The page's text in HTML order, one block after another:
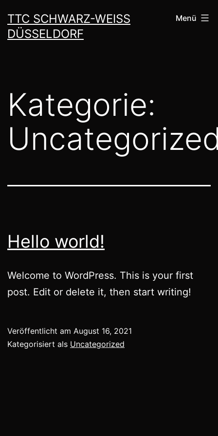
Inhalt
springen
TTC SCHWARZ-WEISS D
ÜSSELDORF
Menü
Kategorie:
Hello world!
Welcome to WordPress. This is your first
post. Edit or delete it, then start writing!
Veröffentlicht am August 16, 2021
Kategorisiert als Uncategorized